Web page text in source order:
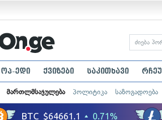
ოპ-ედი ქვიზები საკითხავი
მართლმსაჯულება პოლიტიკა საზოგადოება